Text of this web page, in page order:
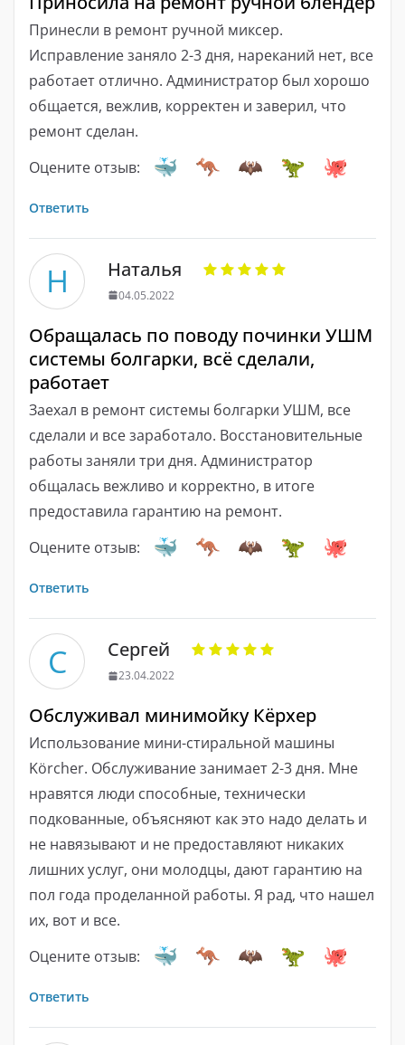
Принесли в ремонт ручной миксер.
Исправление заняло 2-3 дня, нареканий нет, все
работает отлично. Администратор был хорошо
общается, вежлив, корректен и заверил, что
ремонт сделан.
Оцените отзыв:
Ответить
Н Наталья
04.05.2022
Обращалась по поводу починки УШМ
системы болгарки, всё сделали,
работает
Заехал в ремонт системы болгарки УШМ, все
сделали и все заработало. Восстановительные
работы заняли три дня. Администратор
общалась вежливо и корректно, в итоге
предоставила гарантию на ремонт.
Оцените отзыв:
Ответить
С Сергей
23.04.2022
Обслуживал минимойку Кёрхер
Использование мини-стиральной машины
Körcher. Обслуживание занимает 2-3 дня. Мне
нравятся люди способные, технически
подкованные, объясняют как это надо делать и
не навязывают и не предоставляют никаких
лишних услуг, они молодцы, дают гарантию на
пол года проделанной работы. Я рад, что нашел
их, вот и все.
Оцените отзыв:
Ответить